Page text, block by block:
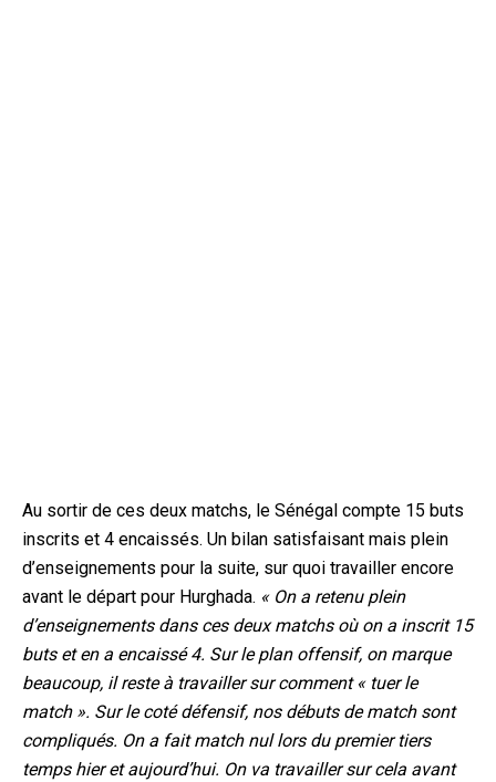
Au sortir de ces deux matchs, le Sénégal compte 15 buts
inscrits et 4 encaissés. Un bilan satisfaisant mais plein
d’enseignements pour la suite, sur quoi travailler encore
avant le départ pour Hurghada. « On a retenu plein
d’enseignements dans ces deux matchs où on a inscrit 15
buts et en a encaissé 4. Sur le plan offensif, on marque
beaucoup, il reste à travailler sur comment « tuer le
match ». Sur le coté défensif, nos débuts de match sont
compliqués. On a fait match nul lors du premier tiers
temps hier et aujourd’hui. On va travailler sur cela avant